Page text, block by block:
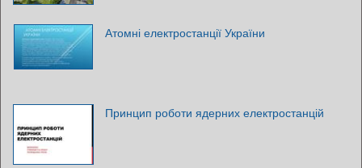
Атомні електростанції України
Принцип роботи ядерних електростанцій